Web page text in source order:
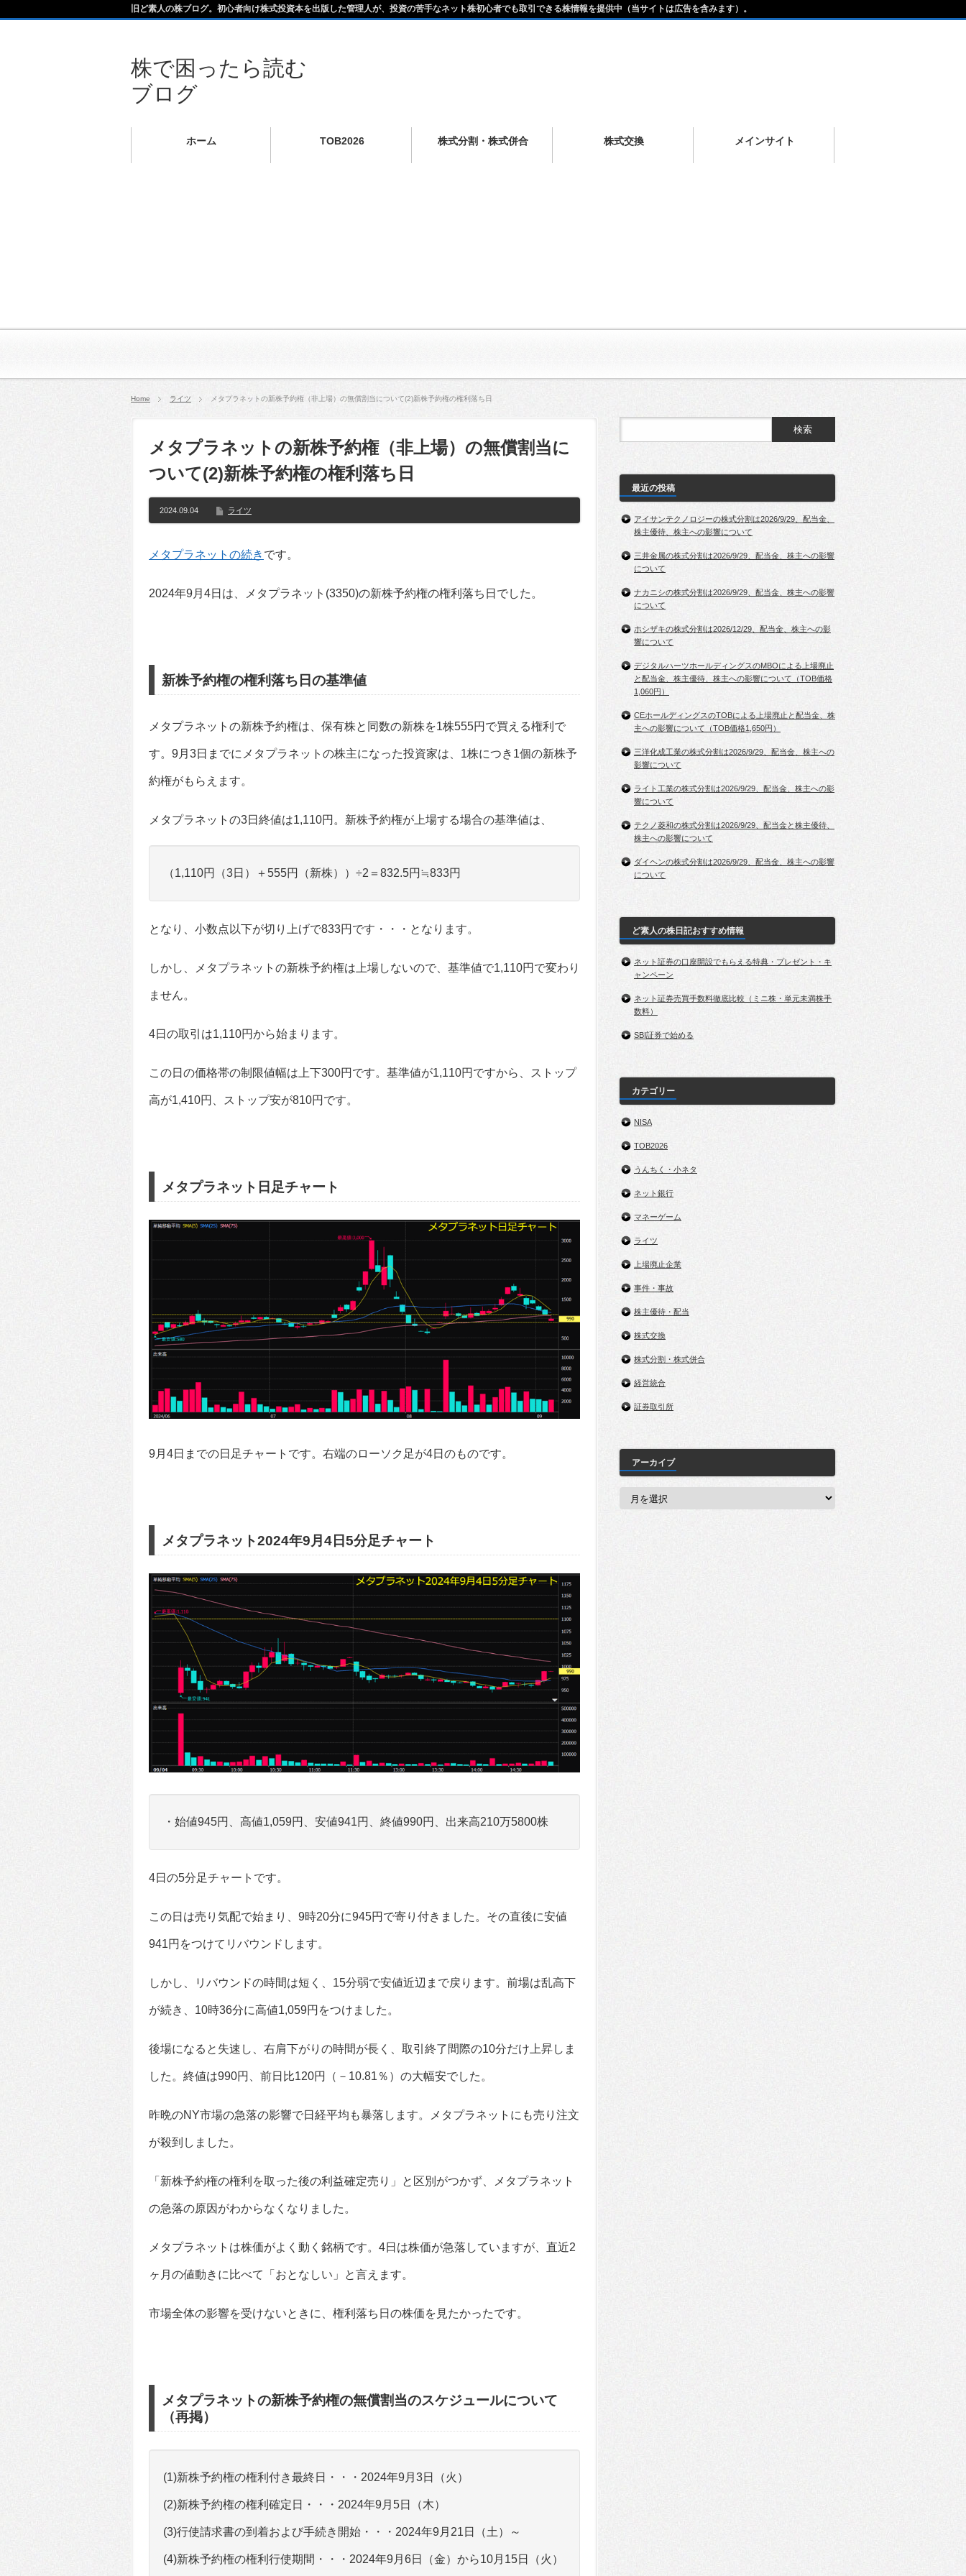
株で困ったら読む
ブログ
ホーム TOB2026 株式分割・株式併合 株式交換 メインサイト
旧ど素人の株ブログ。初心者向け株式投資本を出版した管理人が、投資の苦手なネット株初心者でも取引できる株情報を提供中（当サイトは広告を含みます）。
Home ライツ メタプラネットの新株予約権（非上場）の無償割当について(2)新株予約権の権利落ち日
メタプラネットの新株予約権（非上場）の無償割当に
ついて(2)新株予約権の権利落ち日
2024.09.04 ライツ
メタプラネットの続き です。
2024年9月4日は、メタプラネット(3350)の新株予約権の権利落ち日でした。
新株予約権の権利落ち日の基準値
メタプラネットの新株予約権は、保有株と同数の新株を1株555円で買える権利で
す。9月3日までにメタプラネットの株主になった投資家は、1株につき1個の新株予
約権がもらえます。
メタプラネットの3日終値は1,110円。新株予約権が上場する場合の基準値は、
（1,110円（3日）＋555円（新株））÷2＝832.5円≒833円
となり、小数点以下が切り上げで833円です・・・となります。
しかし、メタプラネットの新株予約権は上場しないので、基準値で1,110円で変わり
ません。
4日の取引は1,110円から始まります。
この日の価格帯の制限値幅は上下300円です。基準値が1,110円ですから、ストップ
高が1,410円、ストップ安が810円です。
メタプラネット日足チャート
9月4日までの日足チャートです。右端のローソク足が4日のものです。
メタプラネット2024年9月4日5分足チャート
・始値945円、高値1,059円、安値941円、終値990円、出来高210万5800株
4日の5分足チャートです。
この日は売り気配で始まり、9時20分に945円で寄り付きました。その直後に安値
941円をつけてリバウンドします。
しかし、リバウンドの時間は短く、15分弱で安値近辺まで戻ります。前場は乱高下
が続き、10時36分に高値1,059円をつけました。
後場になると失速し、右肩下がりの時間が長く、取引終了間際の10分だけ上昇しま
した。終値は990円、前日比120円（－10.81％）の大幅安でした。
昨晩のNY市場の急落の影響で日経平均も暴落します。メタプラネットにも売り注文
が殺到しました。
「新株予約権の権利を取った後の利益確定売り」と区別がつかず、メタプラネット
の急落の原因がわからなくなりました。
メタプラネットは株価がよく動く銘柄です。4日は株価が急落していますが、直近2
ヶ月の値動きに比べて「おとなしい」と言えます。
市場全体の影響を受けないときに、権利落ち日の株価を見たかったです。
メタプラネットの新株予約権の無償割当のスケジュールについて
（再掲）
(1)新株予約権の権利付き最終日・・・2024年9月3日（火）
(2)新株予約権の権利確定日・・・2024年9月5日（木）
(3)行使請求書の到着および手続き開始・・・2024年9月21日（土）～
(4)新株予約権の権利行使期間・・・2024年9月6日（金）から10月15日（火）
最近の投稿
アイサンテクノロジーの株式分割は2026/9/29、配当金、
株主優待、株主への影響について
三井金属の株式分割は2026/9/29、配当金、株主への影響
について
ナカニシの株式分割は2026/9/29、配当金、株主への影響
について
ホシザキの株式分割は2026/12/29、配当金、株主への影
響について
デジタルハーツホールディングスのMBOによる上場廃止
と配当金、株主優待、株主への影響について（TOB価格
1,060円）
CEホールディングスのTOBによる上場廃止と配当金、株
主への影響について（TOB価格1,650円）
三洋化成工業の株式分割は2026/9/29、配当金、株主への
影響について
ライト工業の株式分割は2026/9/29、配当金、株主への影
響について
テクノ菱和の株式分割は2026/9/29、配当金と株主優待、
株主への影響について
ダイヘンの株式分割は2026/9/29、配当金、株主への影響
について
ど素人の株日記おすすめ情報
ネット証券の口座開設でもらえる特典・プレゼント・キ
ャンペーン
ネット証券売買手数料徹底比較（ミニ株・単元未満株手
数料）
SBI証券で始める
カテゴリー
NISA
TOB2026
うんちく・小ネタ
ネット銀行
マネーゲーム
ライツ
上場廃止企業
事件・事故
株主優待・配当
株式交換
株式分割・株式併合
経営統合
証券取引所
アーカイブ